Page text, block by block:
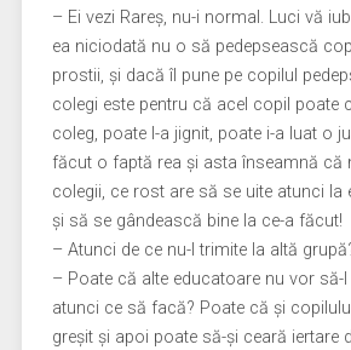
– Ei vezi Rareş, nu-i normal. Luci vă
ea niciodată nu o să pedepsească
prostii, şi dacă îl pune pe copilul
colegi este pentru că acel copil poate
coleg, poate l-a jignit, poate i-a luat o
făcut o faptă rea şi asta înseamnă că
colegii, ce rost are să se uite atunci la
şi să se gândească bine la ce-a făcut!
– Atunci de ce nu-l trimite la altă
– Poate că alte educatoare nu vor să-
atunci ce să facă? Poate că şi
greşit şi apoi poate să-şi ceară iertare